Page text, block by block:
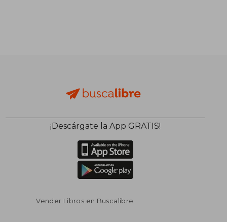
¡Descárgate la App GRATIS!
Vender Libros en Buscalibre